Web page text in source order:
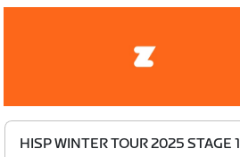
HISP WINTER TOUR 2025 STAGE 1